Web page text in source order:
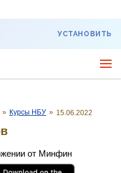
УСТАНОВИТЬ
» Курсы НБУ » 15.06.2022
от Минфин